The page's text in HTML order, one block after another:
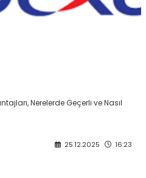
Nerelerde Geçerli ve Nasıl
25.12.2025 16:23